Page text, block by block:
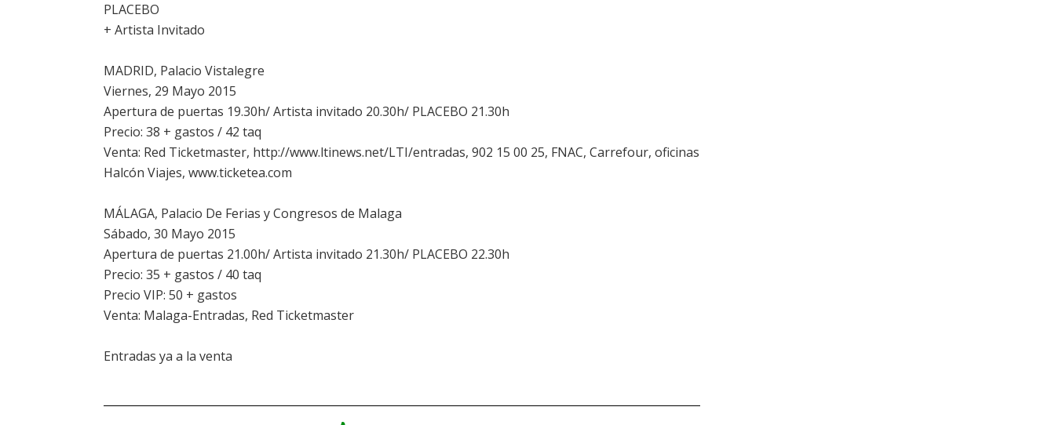
PLACEBO
+ Artista Invitado
MADRID, Palacio Vistalegre
Viernes, 29 Mayo 2015
Apertura de puertas 19.30h/ Artista invitado 20.30h/ PLACEBO 21.30h
Precio: 38 + gastos / 42 taq
Venta: Red Ticketmaster, http://www.ltinews.net/LTI/entradas, 902 15 00 25, FNAC, Carrefour, oficinas
Halcón Viajes, www.ticketea.com
MÁLAGA, Palacio De Ferias y Congresos de Malaga
Sábado, 30 Mayo 2015
Apertura de puertas 21.00h/ Artista invitado 21.30h/ PLACEBO 22.30h
Precio: 35 + gastos / 40 taq
Precio VIP: 50 + gastos
Venta: Malaga-Entradas, Red Ticketmaster
Entradas ya a la venta